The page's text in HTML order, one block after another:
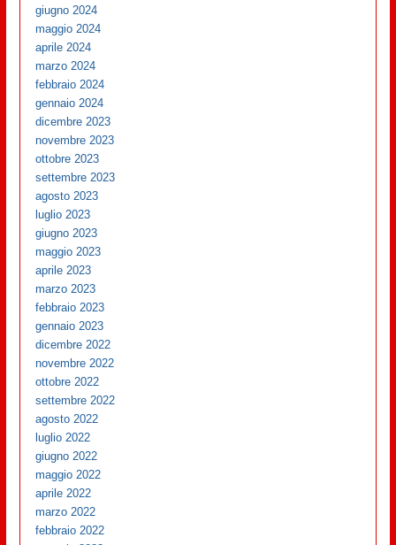
giugno 2024
maggio 2024
aprile 2024
marzo 2024
febbraio 2024
gennaio 2024
dicembre 2023
novembre 2023
ottobre 2023
settembre 2023
agosto 2023
luglio 2023
giugno 2023
maggio 2023
aprile 2023
marzo 2023
febbraio 2023
gennaio 2023
dicembre 2022
novembre 2022
ottobre 2022
settembre 2022
agosto 2022
luglio 2022
giugno 2022
maggio 2022
aprile 2022
marzo 2022
febbraio 2022